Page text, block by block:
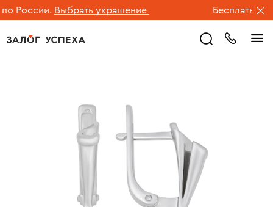
России. Выбрать украшение Бесплатная